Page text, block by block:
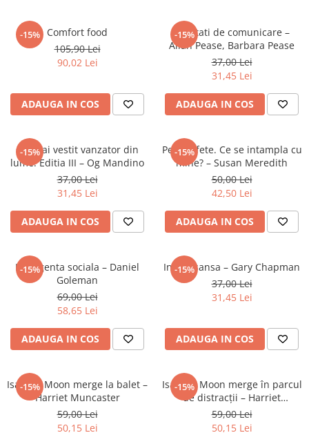
Rigle și Echere
Raportoare
Compasuri
Socotitori și bețisoare pentru
numărat
Ghiozdane și rucsacuri
Ghiozdane școlare
Ghiozdane pentru grădinită
Trollere pentru copii
Penare
Penare neechipate
Penare tip etui
Acuarele și pensule școlare
Acuarele școlare și Tempera
Pensule școlare
Cărți
Cărți pentru copii
Cărți de colorat
Cărți ilustrate și interactive
-15%
Comfort food
105,90 Lei
90,02 Lei
ADAUGA IN COS
-15%
Abilitati de comunicare –
Allan Pease, Barbara Pease
37,00 Lei
31,45 Lei
ADAUGA IN COS
-15%
Cel mai vestit vanzator din
lume. Editia III – Og Mandino
37,00 Lei
31,45 Lei
ADAUGA IN COS
-15%
Pentru fete. Ce se intampla cu
mine? – Susan Meredith
50,00 Lei
42,50 Lei
ADAUGA IN COS
-15%
Inteligenta sociala – Daniel
Goleman
69,00 Lei
58,65 Lei
ADAUGA IN COS
-15%
Inca o sansa – Gary Chapman
37,00 Lei
31,45 Lei
ADAUGA IN COS
-15%
Isadora Moon merge la balet –
Harriet Muncaster
59,00 Lei
50,15 Lei
-15%
Isadora Moon merge în parcul
de distracții – Harriet
Muncaster
59,00 Lei
50,15 Lei